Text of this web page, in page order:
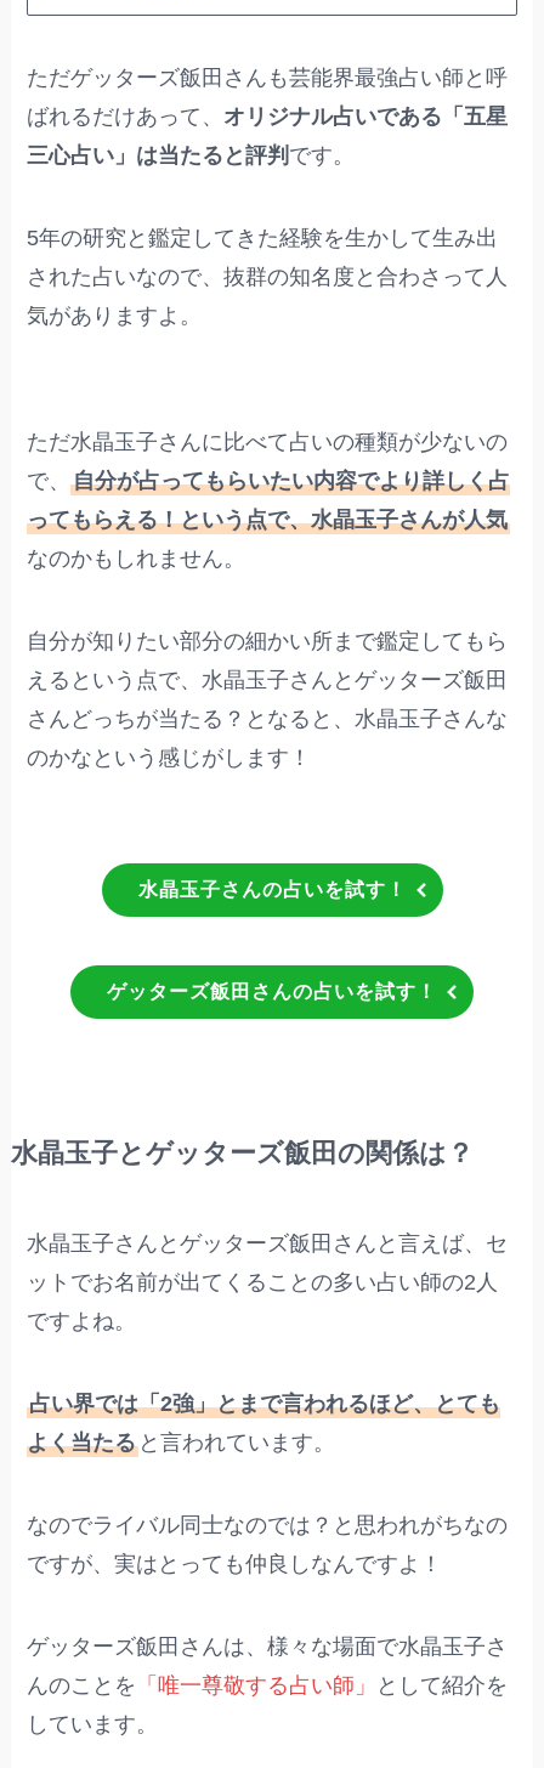
ただゲッターズ飯田さんも芸能界最強占い師と呼
ばれるだけあって、 オリジナル占いである「五星
三心占い」は当たると評判 です。
5年の研究と鑑定してきた経験を生かして生み出
された占いなので、抜群の知名度と合わさって人
気がありますよ。
ただ水晶玉子さんに比べて占いの種類が少ないの
で、自分が占ってもらいたい内容でより詳しく占
ってもらえる！という点で、水晶玉子さんが人気
なのかもしれません。
自分が知りたい部分の細かい所まで鑑定してもら
えるという点で、水晶玉子さんとゲッターズ飯田
さんどっちが当たる？となると、水晶玉子さんな
のかなという感じがします！
水晶玉子さんの占いを試す！
ゲッターズ飯田さんの占いを試す！
水晶玉子とゲッターズ飯田の関係は？
水晶玉子さんとゲッターズ飯田さんと言えば、セ
ットでお名前が出てくることの多い占い師の2人
ですよね。
占い界では「2強」とまで言われるほど、とても
よく当たる と言われています。
なのでライバル同士なのでは？と思われがちなの
ですが、実はとっても仲良しなんですよ！
ゲッターズ飯田さんは、様々な場面で水晶玉子さ
んのことを 「唯一尊敬する占い師」
として紹介を
しています。